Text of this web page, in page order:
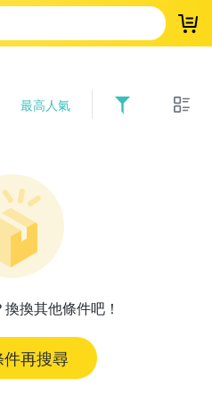
登
最高人氣
換其他條件吧！
再搜尋